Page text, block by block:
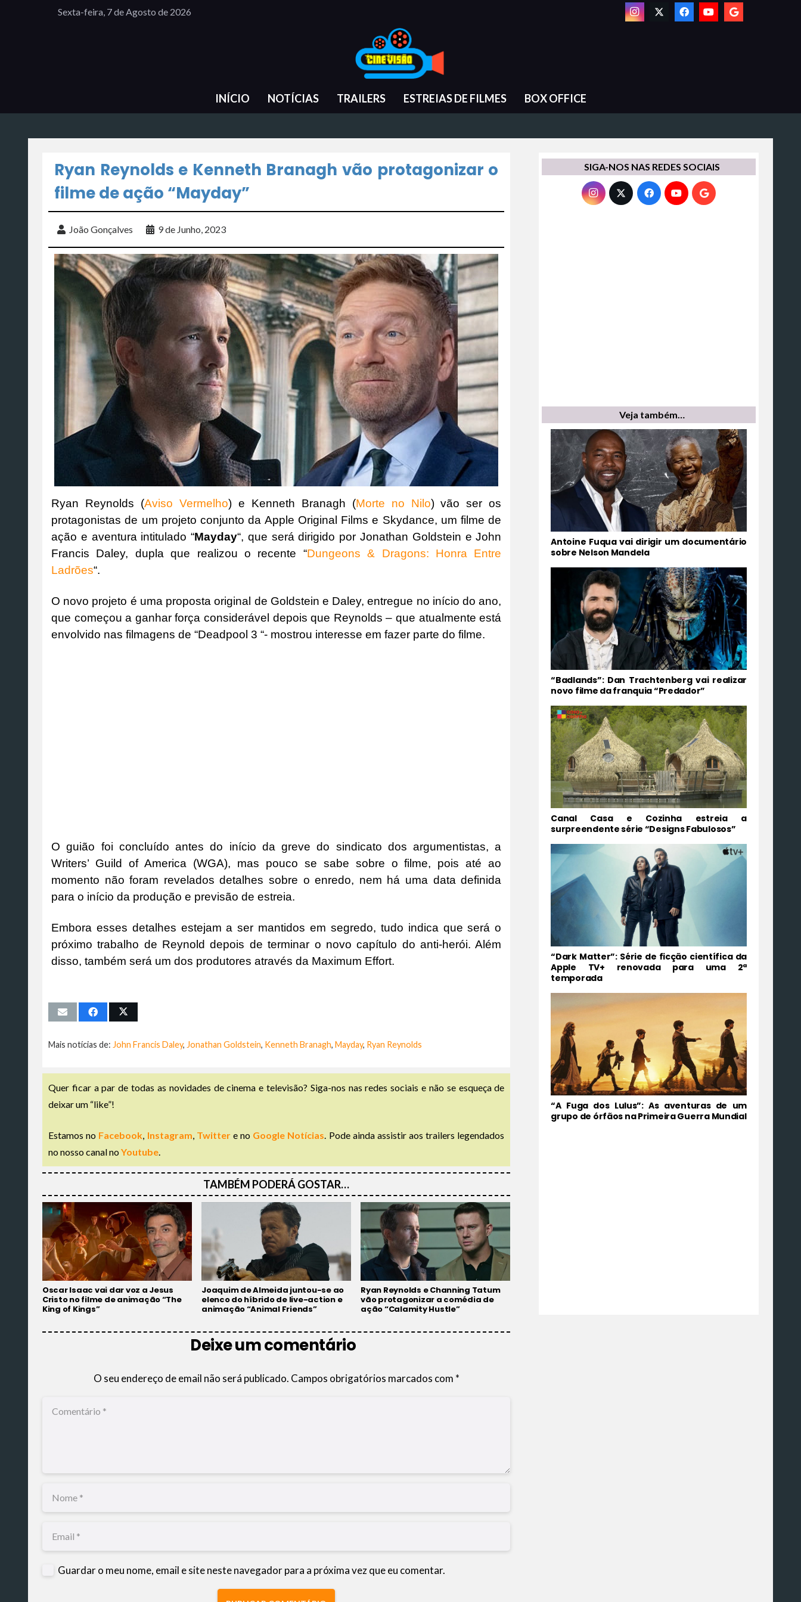
Sexta-feira, 7 de Agosto de 2026
INÍCIO NOTÍCIAS TRAILERS ESTREIAS DE FILMES BOX OFFICE
Ryan Reynolds e Kenneth Branagh vão protagonizar o
filme de ação “Mayday”
João Gonçalves 9 de Junho, 2023
Ryan Reynolds (Aviso Vermelho) e Kenneth Branagh (Morte no Nilo) vão ser os
protagonistas de um projeto conjunto da Apple Original Films e Skydance, um filme de
ação e aventura intitulado “Mayday“, que será dirigido por Jonathan Goldstein e John
Francis Daley, dupla que realizou o recente “Dungeons & Dragons: Honra Entre
Ladrões“.
O novo projeto é uma proposta original de Goldstein e Daley, entregue no início do ano,
que começou a ganhar força considerável depois que Reynolds – que atualmente está
envolvido nas filmagens de “Deadpool 3 “- mostrou interesse em fazer parte do filme.
O guião foi concluído antes do início da greve do sindicato dos argumentistas, a
Writers’ Guild of America (WGA), mas pouco se sabe sobre o filme, pois até ao
momento não foram revelados detalhes sobre o enredo, nem há uma data definida
para o início da produção e previsão de estreia.
Embora esses detalhes estejam a ser mantidos em segredo, tudo indica que será o
próximo trabalho de Reynold depois de terminar o novo capítulo do anti-herói. Além
disso, também será um dos produtores através da Maximum Effort.
Mais notícias de: John Francis Daley, Jonathan Goldstein, Kenneth Branagh, Mayday, Ryan Reynolds
Quer ficar a par de todas as novidades de cinema e televisão? Siga-nos nas redes sociais e não se esqueça de
deixar um “like”!
Estamos no Facebook, Instagram, Twittere no Google Notícias. Pode ainda assistir aos trailers legendados
no nosso canal noYoutube.
TAMBÉM PODERÁ GOSTAR…
Oscar Isaac vai dar voz a Jesus
Cristo no filme de animação “The
King of Kings”
Joaquim de Almeida juntou-se ao
elenco do híbrido de live-action e
animação “Animal Friends”
Ryan Reynolds e Channing Tatum
vão protagonizar a comédia de
ação “Calamity Hustle”
Deixe um comentário
O seu endereço de email não será publicado. Campos obrigatórios marcados com *
Guardar o meu nome, email e site neste navegador para a próxima vez que eu comentar.
SIGA-NOS NAS REDES SOCIAIS
Veja também…
Antoine Fuqua vai dirigir um documentário
sobre Nelson Mandela
“Badlands”: Dan Trachtenberg vai realizar
novo filme da franquia “Predador”
Canal Casa e Cozinha estreia a
surpreendente série “Designs Fabulosos”
“Dark Matter”: Série de ficção científica da
Apple TV+ renovada para uma 2ª
temporada
“A Fuga dos Lulus”: As aventuras de um
grupo de órfãos na Primeira Guerra Mundial